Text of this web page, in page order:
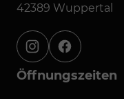
42389 Wuppertal
instagramfacebook
Öffnungszeiten